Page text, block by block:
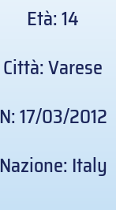
Età: 14
Città: Varese
N: 17/03/2012
Nazione: Italy